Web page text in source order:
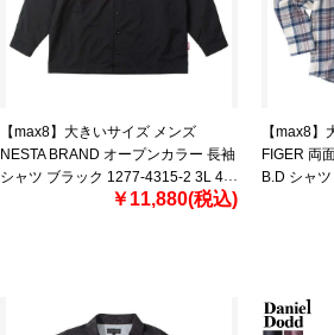
【max8】大きいサイズ メンズ
NESTA BRAND オープンカラー 長袖
シャツ ブラック 1277-4315-2 3L 4L
￥11,880(税込)
【max8
FIGER 両
B.D シャ